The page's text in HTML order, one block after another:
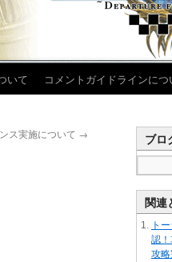
いて コメントガイドラインにつ
ス実施について → ブロ
関連
ト
認
攻